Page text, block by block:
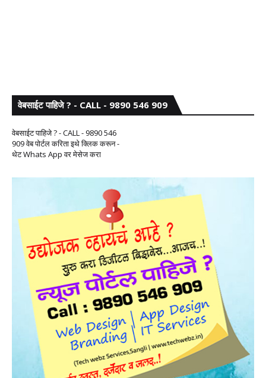
वेबसाईट पाहिजे ? - CALL - 9890 546 909
वेबसाईट पाहिजे ? - CALL - 9890 546
909 वेब पोर्टल करिता इथे क्लिक करून -
थेट Whats App वर मेसेज करा